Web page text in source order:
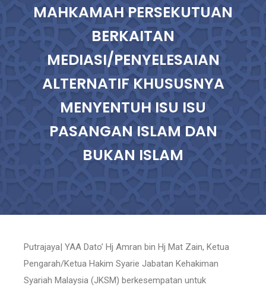
MAHKAMAH PERSEKUTUAN
BERKAITAN
MEDIASI/PENYELESAIAN
ALTERNATIF KHUSUSNYA
MENYENTUH ISU ISU
PASANGAN ISLAM DAN
BUKAN ISLAM
Putrajaya| YAA Dato’ Hj Amran bin Hj Mat Zain, Ketua
Pengarah/Ketua Hakim Syarie Jabatan Kehakiman
Syariah Malaysia (JKSM) berkesempatan untuk